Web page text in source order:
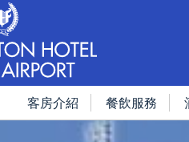
客房介紹 餐飲服務